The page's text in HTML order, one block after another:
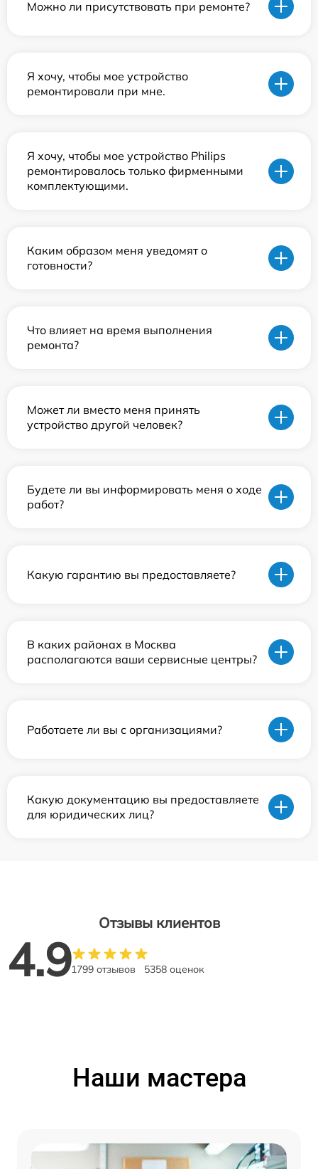
Можно ли присутствовать при ремонте?
Я хочу, чтобы мое устройство
ремонтировали при мне.
Я хочу, чтобы мое устройство Philips
ремонтировалось только фирменными
комплектующими.
Каким образом меня уведомят о
готовности?
Что влияет на время выполнения
ремонта?
Может ли вместо меня принять
устройство другой человек?
Будете ли вы информировать меня о ходе
работ?
Какую гарантию вы предоставляете?
В каких районах в Москва
располагаются ваши сервисные центры?
Работаете ли вы с организациями?
Какую документацию вы предоставляете
для юридических лиц?
Отзывы клиентов
4.91799 отзывов 5358 оценок
Наши мастера